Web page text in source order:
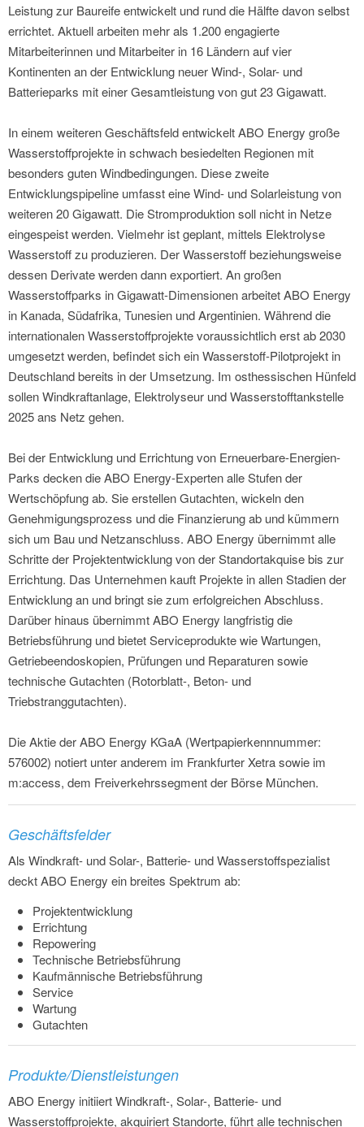
Leistung zur Baureife entwickelt und rund die Hälfte davon selbst
errichtet. Aktuell arbeiten mehr als 1.200 engagierte
Mitarbeiterinnen und Mitarbeiter in 16 Ländern auf vier
Kontinenten an der Entwicklung neuer Wind-, Solar- und
Batterieparks mit einer Gesamtleistung von gut 23 Gigawatt.
In einem weiteren Geschäftsfeld entwickelt ABO Energy große
Wasserstoffprojekte in schwach besiedelten Regionen mit
besonders guten Windbedingungen. Diese zweite
Entwicklungspipeline umfasst eine Wind- und Solarleistung von
weiteren 20 Gigawatt. Die Stromproduktion soll nicht in Netze
eingespeist werden. Vielmehr ist geplant, mittels Elektrolyse
Wasserstoff zu produzieren. Der Wasserstoff beziehungsweise
dessen Derivate werden dann exportiert. An großen
Wasserstoffparks in Gigawatt-Dimensionen arbeitet ABO Energy
in Kanada, Südafrika, Tunesien und Argentinien. Während die
internationalen Wasserstoffprojekte voraussichtlich erst ab 2030
umgesetzt werden, befindet sich ein Wasserstoff-Pilotprojekt in
Deutschland bereits in der Umsetzung. Im osthessischen Hünfeld
sollen Windkraftanlage, Elektrolyseur und Wasserstofftankstelle
2025 ans Netz gehen.
Bei der Entwicklung und Errichtung von Erneuerbare-Energien-
Parks decken die ABO Energy-Experten alle Stufen der
Wertschöpfung ab. Sie erstellen Gutachten, wickeln den
Genehmigungsprozess und die Finanzierung ab und kümmern
sich um Bau und Netzanschluss. ABO Energy übernimmt alle
Schritte der Projektentwicklung von der Standortakquise bis zur
Errichtung. Das Unternehmen kauft Projekte in allen Stadien der
Entwicklung an und bringt sie zum erfolgreichen Abschluss.
Darüber hinaus übernimmt ABO Energy langfristig die
Betriebsführung und bietet Serviceprodukte wie Wartungen,
Getriebeendoskopien, Prüfungen und Reparaturen sowie
technische Gutachten (Rotorblatt-, Beton- und
Triebstranggutachten).
Die Aktie der ABO Energy KGaA (Wertpapierkennnummer:
576002) notiert unter anderem im Frankfurter Xetra sowie im
m:access, dem Freiverkehrssegment der Börse München.
Geschäftsfelder
Als Windkraft- und Solar-, Batterie- und Wasserstoffspezialist
deckt ABO Energy ein breites Spektrum ab:
Projektentwicklung
Errichtung
Repowering
Technische Betriebsführung
Kaufmännische Betriebsführung
Service
Wartung
Gutachten
Produkte/Dienstleistungen
ABO Energy initiiert Windkraft-, Solar-, Batterie- und
Wasserstoffprojekte, akquiriert Standorte, führt alle technischen